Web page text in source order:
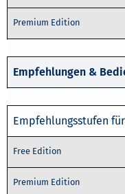
Empfehlungen &
Empfehlungsstufen